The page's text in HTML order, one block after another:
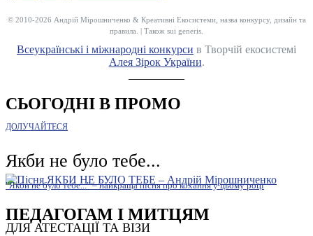
© 2010-2026 Андрій Мірошниченко & Креативні Екосистеми, назва конкурсу, дизайн та
правила. | Також sui generis.
Всеукраїнські і міжнародні конкурси в Творчій екосистемі
Алея Зірок України.
СЬОГОДНІ В ПРОМО
ДОЛУЧАЙТЕСЯ
Якби не було тебе...
"Якби не було тебе..." – найкраща пісня про кохання у цьому році
ПЕДАГОГАМ І МИТЦЯМ
ДЛЯ АТЕСТАЦІЇ ТА ВІЗИ